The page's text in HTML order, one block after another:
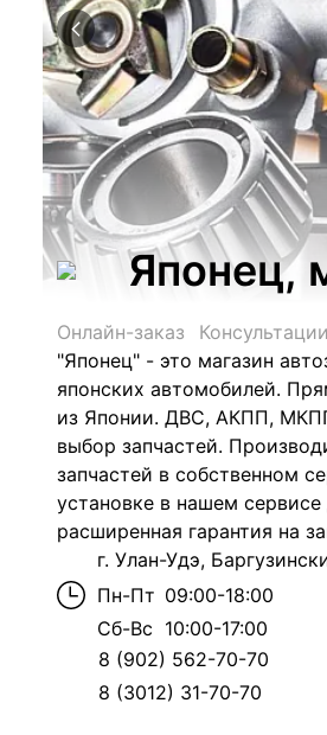
Японец,
Онлайн-заказ Консультации
"Японец" - это магазин
японских автомобилей.
из Японии. ДВС, АКПП,
выбор запчастей.
запчастей в собственном
установке в нашем сервисе
расширенная гарантия на
г. Улан-Удэ,
Пн-Пт 09:00-18:00
Сб-Вс 10:00-17:00
8 (902) 562-70-70
8 (3012) 31-70-70